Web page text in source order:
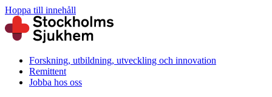
Hoppa till innehåll
Forskning, utbildning, utveckling och innovation
Remittent
Jobba hos oss